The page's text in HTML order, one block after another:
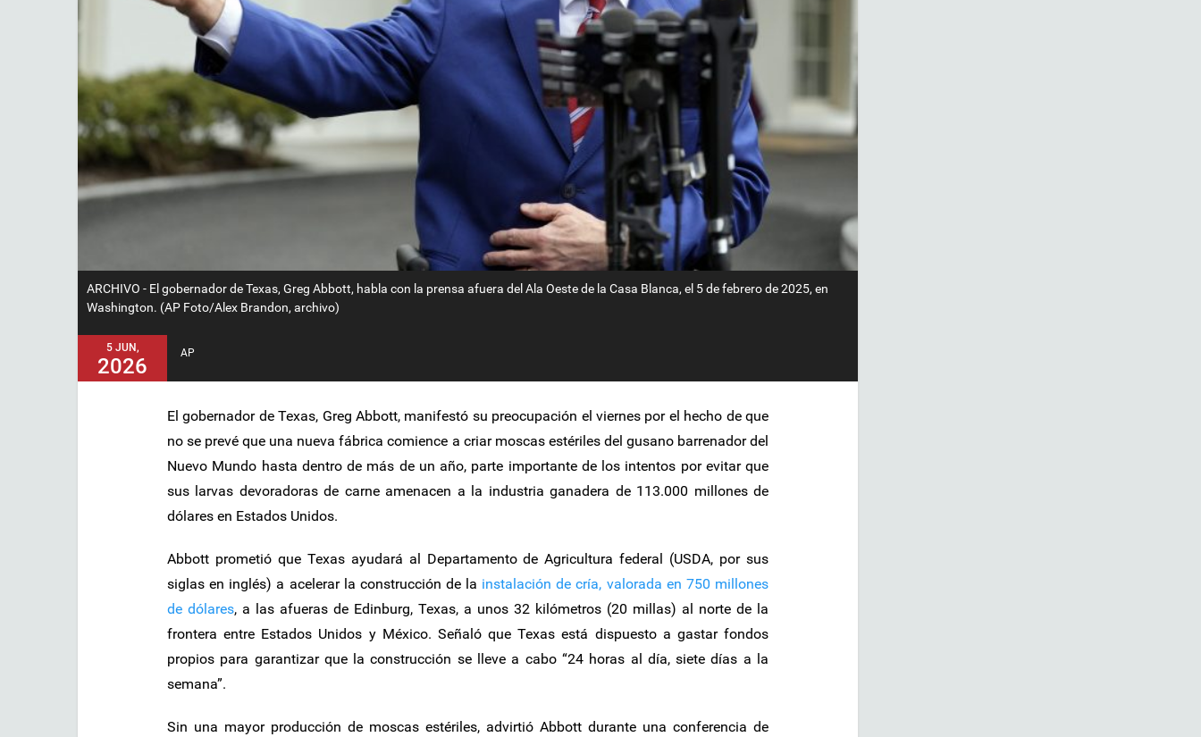
ARCHIVO - El gobernador de Texas, Greg Abbott, habla con la prensa afuera del Ala Oeste de la Casa Blanca, el 5 de febrero de 2025, en
Washington. (AP Foto/Alex Brandon, archivo)
5 JUN,
2026
AP
El gobernador de Texas, Greg Abbott, manifestó su preocupación el viernes por el hecho de que
no se prevé que una nueva fábrica comience a criar moscas estériles del gusano barrenador del
Nuevo Mundo hasta dentro de más de un año, parte importante de los intentos por evitar que
sus larvas devoradoras de carne amenacen a la industria ganadera de 113.000 millones de
dólares en Estados Unidos.
Abbott prometió que Texas ayudará al Departamento de Agricultura federal (USDA, por sus
siglas en inglés) a acelerar la construcción de la instalación de cría, valorada en 750 millones
de dólares, a las afueras de Edinburg, Texas, a unos 32 kilómetros (20 millas) al norte de la
frontera entre Estados Unidos y México. Señaló que Texas está dispuesto a gastar fondos
propios para garantizar que la construcción se lleve a cabo “24 horas al día, siete días a la
semana”.
Sin una mayor producción de moscas estériles, advirtió Abbott durante una conferencia de